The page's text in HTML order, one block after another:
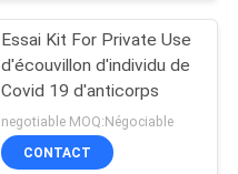
Essai Kit For Private Use
d'écouvillon d'individu de
Covid 19 d'anticorps
negotiable MOQ:Négociable
CONTACT